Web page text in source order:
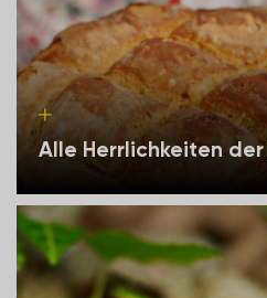
Alle Herrlichkeiten